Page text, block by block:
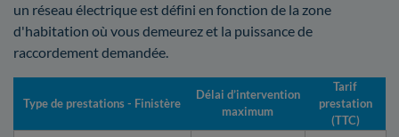
un réseau électrique est défini en fonction de la zone
d'habitation où vous demeurez et la puissance de
raccordement demandée.
Type de prestations - Finistère
Délai d’intervention
maximum
Tarif
prestation
(TTC)